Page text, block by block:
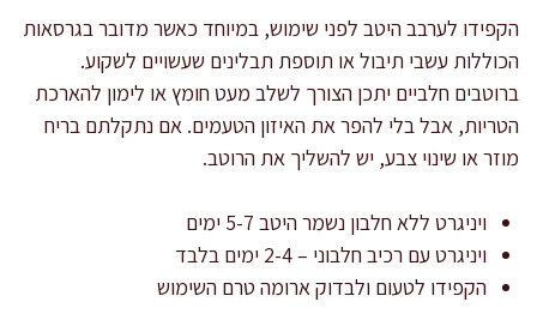
הקפידו לערבב היטב לפני שימוש, במיוחד כאשר מדובר בגרסאות
הכוללות עשבי תיבול או תוספת תבלינים שעשויים לשקוע.
ברוטבים חלביים יתכן הצורך לשלב מעט חומץ או לימון להארכת
הטריות, אבל בלי להפר את האיזון הטעמים. אם נתקלתם בריח
מוזר או שינוי צבע, יש להשליך את הרוטב.
ויניגרט ללא חלבון נשמר היטב 5-7 ימים
ויניגרט עם רכיב חלבוני – 2-4 ימים בלבד
הקפידו לטעום ולבדוק ארומה טרם השימוש